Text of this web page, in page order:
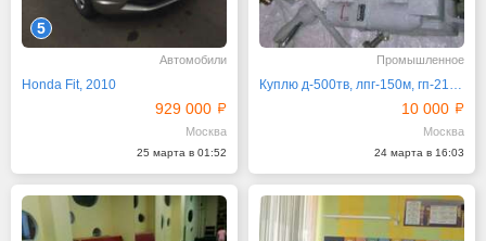
5
Автомобили
Honda Fit, 2010
929 000
Москва
25 марта в 01:52
Промышленное
Куплю д-500тв, лпг-150м, гп-21, нп-103а
10 000
Москва
24 марта в 16:03